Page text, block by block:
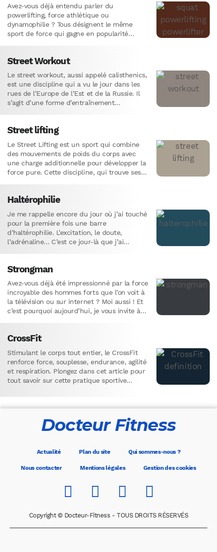
Avez-vous déjà entendu parler du
powerlifting, force athlétique ou
dynamophilie ? Tous désignent le même
sport de force qui gagne en popularité
Street Workout
Le street workout, aussi appelé calisthenics,
est une discipline qui a vu le jour dans les
rues de l’Europe de l’Est et de la Russie. Il
s’agit d’une forme d’entraînement…
Street lifting
Le Street Lifting est un sport qui combine
des mouvements de poids du corps avec
une charge additionnelle pour développer la
force pure. Cette discipline, qui trouve ses
Haltérophilie
Je me rappelle encore du jour où j’ai touché
pour la première fois une barre
d’haltérophilie. L’excitation, le doute,
l’adrénaline… C’est ce jour-là que j’ai
Strongman
Avez-vous déjà été impressionné par la force
incroyable des hommes forts que l’on voit à
la télévision ou sur internet ? Moi aussi ! Et
c’est pourquoi aujourd’hui, je vous invite à…
CrossFit
Stimulant le corps tout entier, le CrossFit
renforce force, souplesse, endurance, agilité
et respiration. Plongez dans cet article pour
tout savoir sur cette pratique sportive
spécifiques.
Docteur Fitness
Actualité Plan du site Qui sommes-nous ?
Nous contacter Mentions légales Gestion des cookies
Copyright © Docteur-Fitness - TOUS DROITS RÉSERVÉS